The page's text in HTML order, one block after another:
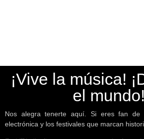
¡Vive la música!
mundo!
Nos alegra tenerte aquí. Si eres fan de
electrónica y los festivales que marcan